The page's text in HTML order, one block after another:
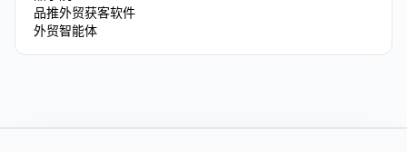
品推外贸获客软件
外贸智能体